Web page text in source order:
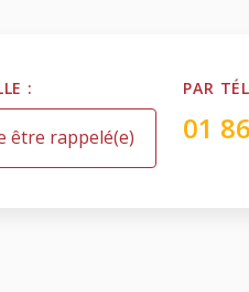
:
être rappelé(e)
PAR
01